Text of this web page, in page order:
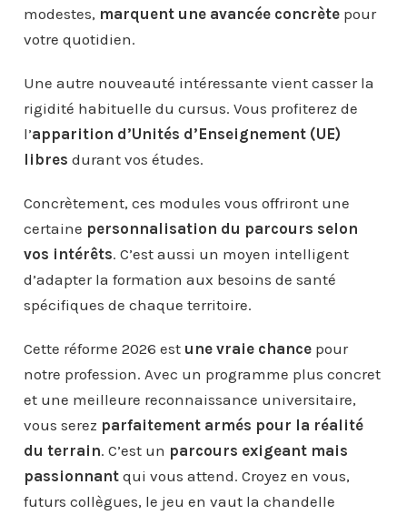
modestes, marquent une avancée concrètepour
votre quotidien.
Une autre nouveauté intéressante vient casser la
rigidité habituelle du cursus. Vous profiterez de
l’apparition d’Unités d’Enseignement (UE)
libres durant vos études.
Concrètement, ces modules vous offriront une
certaine personnalisation du parcours selon
vos intérêts. C’est aussi un moyen intelligent
d’adapter la formation aux besoins de santé
spécifiques de chaque territoire.
Cette réforme 2026 est une vraie chancepour
notre profession. Avec un programme plus concret
et une meilleure reconnaissance universitaire,
vous serez parfaitement armés pour la réalité
du terrain. C’est un parcours exigeant mais
passionnantqui vous attend. Croyez en vous,
futurs collègues, le jeu en vaut la chandelle